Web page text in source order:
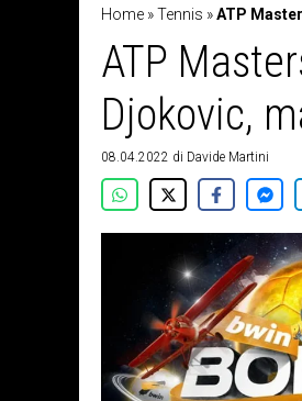
Home »Tennis »ATP
ATP
Djokovic,
08.04.2022 di Davide Martini